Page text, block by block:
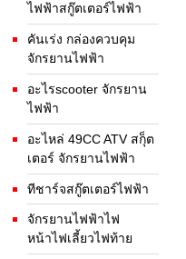
ไฟฟ้าสกู๊ตเตอร์ไฟฟ้า
คันเร่ง กล่องควบคุม
จักรยานไฟฟ้า
อะไรscooter จักรยาน
ไฟฟ้า
อะไหล่ 49CC ATV สกุ็ต
เตอร์ จักรยานไฟฟ้า
ทีชาร์จสกู๊ตเตอร์ไฟฟ้า
จักรยานไฟฟ้าไฟ
หน้าไฟเลี้ยวไฟท้าย